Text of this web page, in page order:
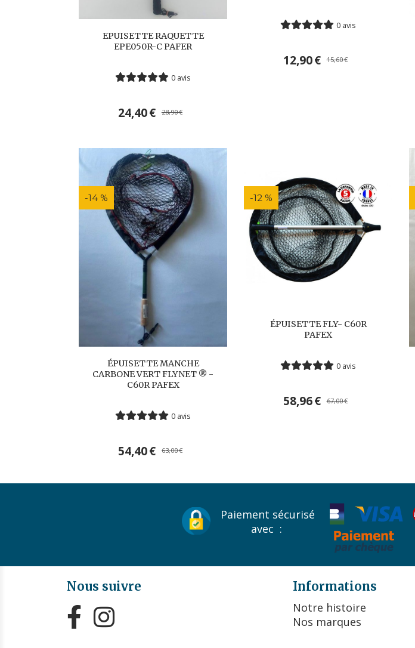
EPUISETTE RAQUETTE
EPE050R-C PAFER
0 avis
24,40€ 28,90€
0 avis
12,90€ 15,60€
-14 %
ÉPUISETTE MANCHE
CARBONE VERT FLYNET ® -
C60R PAFEX
0 avis
54,40€ 63,00€
-12 %
ÉPUISETTE FLY- C60R
PAFEX
0 avis
58,96€ 67,00€
Paiement sécurisé
avec :
Nous suivre
 
Informations
Notre histoire
Nos marques